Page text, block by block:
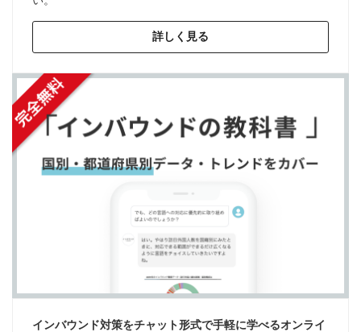
詳しく見る
インバウンド対策をチャット形式で手軽に学べるオンライ